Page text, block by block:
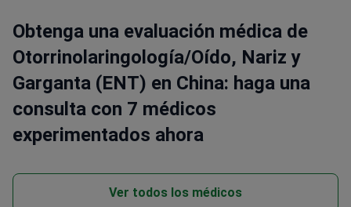
Obtenga una evaluación médica de
Otorrinolaringología/Oído, Nariz y
Garganta (ENT) en China: haga una
consulta con 7 médicos
experimentados ahora
Ver todos los médicos